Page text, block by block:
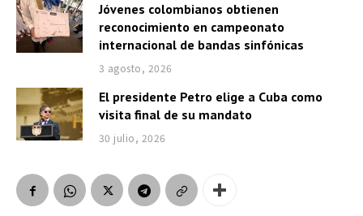
Jóvenes colombianos obtienen
reconocimiento en campeonato
internacional de bandas sinfónicas
3 agosto, 2026
El presidente Petro elige a Cuba como
visita final de su mandato
30 julio, 2026